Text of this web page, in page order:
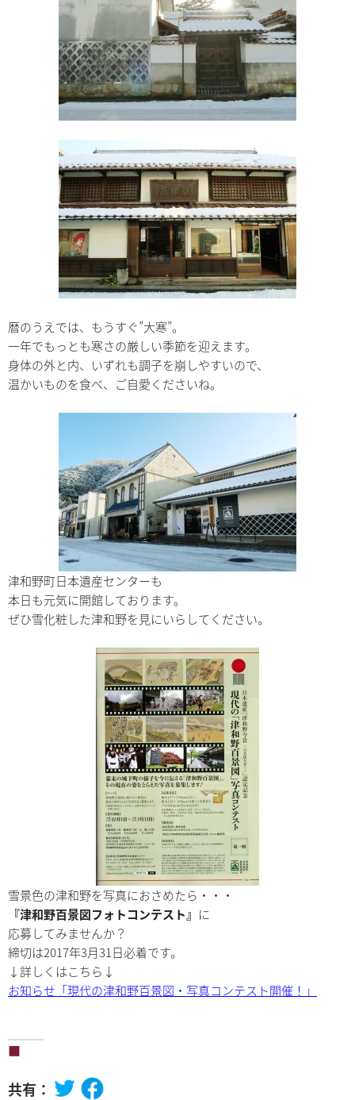
暦のうえでは、もうすぐ”大寒”。
一年でもっとも寒さの厳しい季節を迎えます。
身体の外と内、いずれも調子を崩しやすいので、
温かいものを食べ、ご自愛くださいね。
津和野町日本遺産センターも
本日も元気に開館しております。
ぜひ雪化粧した津和野を見にいらしてください。
雪景色の津和野を写真におさめたら・・・
『津和野百景図フォトコンテスト』 に
応募してみませんか？
締切は2017年3月31日必着です。
↓詳しくはこちら↓
お知らせ「現代の津和野百景図・写真コンテスト開催！」
共有：